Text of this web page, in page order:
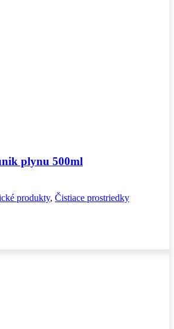
plynu 500ml
produkty, Čistiace prostriedky